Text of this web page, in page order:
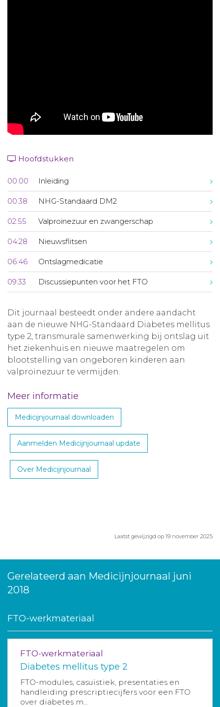
Hoofdstukken
00:00 Inleiding
00:38 NHG-Standaard DM2
02:55 Valproïnezuur en zwangerschap
04:28 Nieuwsflitsen
06:46 Ontslagmedicatie
09:33 Discussiepunten voor het FTO
Dit journaal besteedt onder andere aandacht
aan de nieuwe NHG-Standaard Diabetes mellitus
type 2, transmurale samenwerking bij ontslag uit
het ziekenhuis en nieuwe maatregelen om
blootstelling van ongeboren kinderen aan
valproïnezuur te vermijden.
Meer informatie
Medicijnjournaal downloaden
Aanmelden Medicijnjournaal update
Over Medicijnjournaal
Laatst gewijzigd op 19 november 2025
Gerelateerd aan Medicijnjournaal juni
2018
FTO-werkmateriaal
FTO-werkmateriaal
Diabetes mellitus type 2
FTO-modules, casuïstiek, presentaties en
handleiding prescriptiecijfers voor een FTO
over diabetes m...